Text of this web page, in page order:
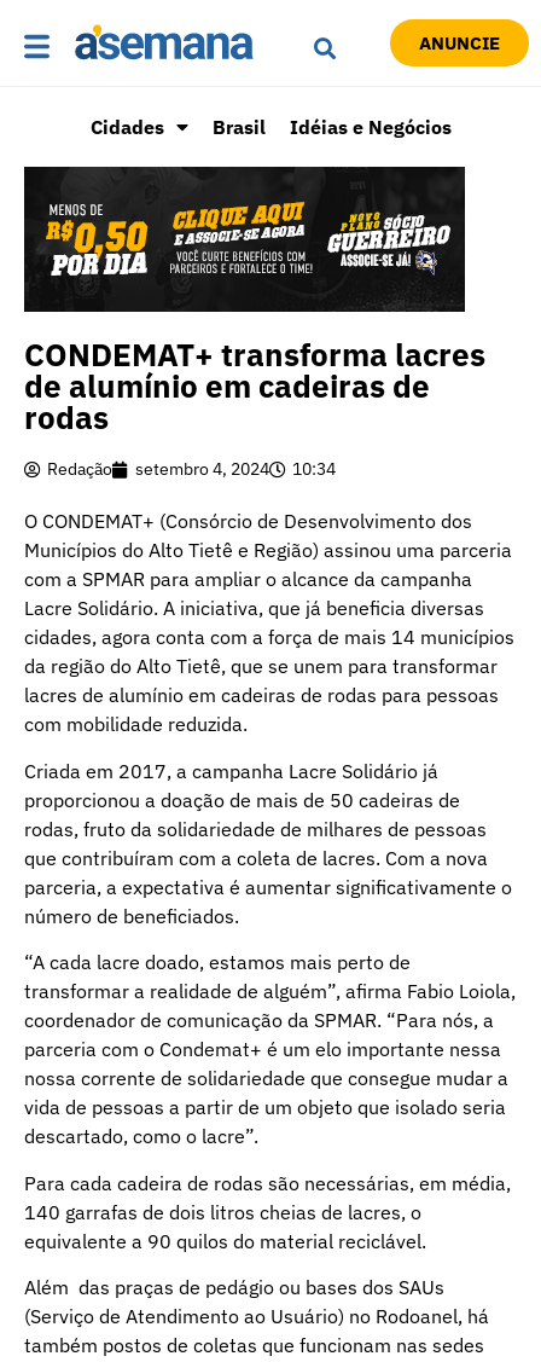
ANUNCIE
Cidades Brasil Idéias e Negócios
CONDEMAT+ transforma lacres
de alumínio em cadeiras de
rodas
Redação setembro 4, 2024 10:34
O CONDEMAT+ (Consórcio de Desenvolvimento dos
Municípios do Alto Tietê e Região) assinou uma parceria
com a SPMAR para ampliar o alcance da campanha
Lacre Solidário. A iniciativa, que já beneficia diversas
cidades, agora conta com a força de mais 14 municípios
da região do Alto Tietê, que se unem para transformar
lacres de alumínio em cadeiras de rodas para pessoas
com mobilidade reduzida.
Criada em 2017, a campanha Lacre Solidário já
proporcionou a doação de mais de 50 cadeiras de
rodas, fruto da solidariedade de milhares de pessoas
que contribuíram com a coleta de lacres. Com a nova
parceria, a expectativa é aumentar significativamente o
número de beneficiados.
“A cada lacre doado, estamos mais perto de
transformar a realidade de alguém”, afirma Fabio Loiola,
coordenador de comunicação da SPMAR. “Para nós, a
parceria com o Condemat+ é um elo importante nessa
nossa corrente de solidariedade que consegue mudar a
vida de pessoas a partir de um objeto que isolado seria
descartado, como o lacre”.
Para cada cadeira de rodas são necessárias, em média,
140 garrafas de dois litros cheias de lacres, o
equivalente a 90 quilos do material reciclável.
Além das praças de pedágio ou bases dos SAUs
(Serviço de Atendimento ao Usuário) no Rodoanel, há
também postos de coletas que funcionam nas sedes